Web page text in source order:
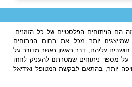
הם הניתוחים הפלסטיים של כל הזמנים.
יותר מכל את תחום הניתוחים
חושבים עליהם, דבר ראשון כאשר מדובר על
על מספר ניתוחים שמטרתם להעניק לחזה
יותר, בהתאם לבקשת המטופל ואידיאל